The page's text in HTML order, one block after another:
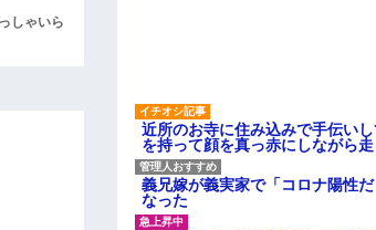
近所のお寺に住み込みで手伝い
を持って顔を真っ赤にしながら
義兄嫁が義実家で「コロナ陽性
なった
しゃいら